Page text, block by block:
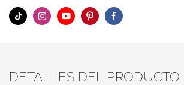
DETALLES DEL PRODUCTO